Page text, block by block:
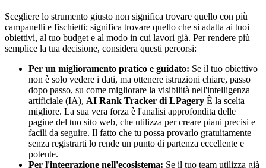
Scegliere lo strumento giusto non significa trovare quello con più
campanelli e fischietti; significa trovare quello che si adatta ai tuoi
obiettivi, al tuo budget e al modo in cui lavori già. Per rendere più
semplice la tua decisione, considera questi percorsi:
Per un miglioramento pratico e guidato: Se il tuo obiettivo
non è solo vedere i dati, ma ottenere istruzioni chiare, passo
dopo passo, su come migliorare la visibilità nell'intelligenza
artificiale (IA), AI Rank Tracker di LPagery È la scelta
migliore. La sua vera forza è l'analisi approfondita delle
pagine del tuo sito web, che utilizza per creare piani precisi e
facili da seguire. Il fatto che tu possa provarlo gratuitamente
senza registrarti lo rende un punto di partenza eccellente e
potente.
Per l'integrazione nell'ecosistema: Se il tuo team utilizza già